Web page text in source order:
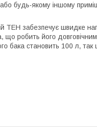
будь-якому іншому
ТЕН забезпечує швидке
що робить його
бака становить 100 л,